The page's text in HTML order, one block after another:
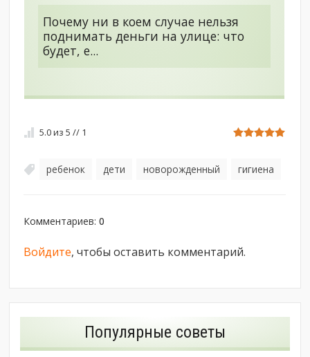
Почему ни в коем случае нельзя
поднимать деньги на улице: что
будет, е...
5.0из5 // 1
ребенок дети новорожденный гигиена
Комментариев:0
Войдите, чтобы оставить комментарий.
Популярные советы